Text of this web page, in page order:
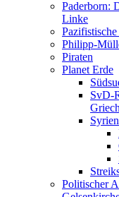
Paderborn:
Linke
Philipp-
Piraten
Planet Erde
SvD-
Syrien
Politischer